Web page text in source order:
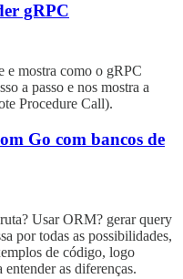
gRPC
e mostra como o gRPC
a passo e nos mostra a
Procedure Call).
Go com bancos de
Usar ORM? gerar query
por todas as possibilidades,
de código, logo
as diferenças.